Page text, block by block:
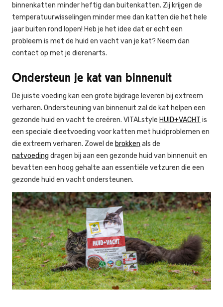
binnenkatten minder heftig dan buitenkatten. Zij krijgen de
temperatuurwisselingen minder mee dan katten die het hele
jaar buiten rond lopen! Heb je het idee dat er echt een
probleem is met de huid en vacht van je kat? Neem dan
contact op met je dierenarts.
Ondersteun je kat van binnenuit
De juiste voeding kan een grote bijdrage leveren bij extreem
verharen. Ondersteuning van binnenuit zal de kat helpen een
gezonde huid en vacht te creëren. VITALstyle HUID+VACHT is
een speciale dieetvoeding voor katten met huidproblemen en
die extreem verharen. Zowel de brokken als de
natvoeding dragen bij aan een gezonde huid van binnenuit en
bevatten een hoog gehalte aan essentiële vetzuren die een
gezonde huid en vacht ondersteunen.